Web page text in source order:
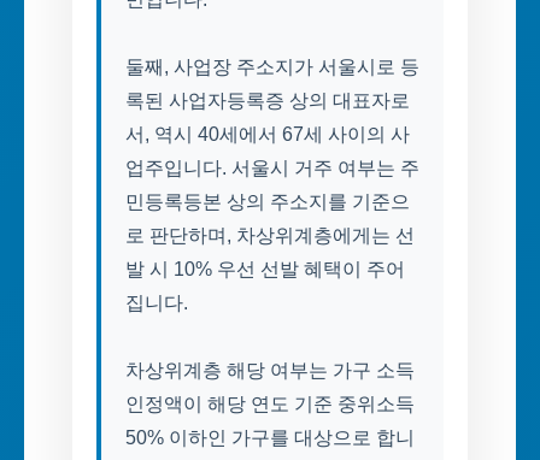
둘째, 사업장 주소지가 서울시로 등
록된 사업자등록증 상의 대표자로
서, 역시 40세에서 67세 사이의 사
업주입니다. 서울시 거주 여부는 주
민등록등본 상의 주소지를 기준으
로 판단하며, 차상위계층에게는 선
발 시 10% 우선 선발 혜택이 주어
집니다.
차상위계층 해당 여부는 가구 소득
인정액이 해당 연도 기준 중위소득
50% 이하인 가구를 대상으로 합니